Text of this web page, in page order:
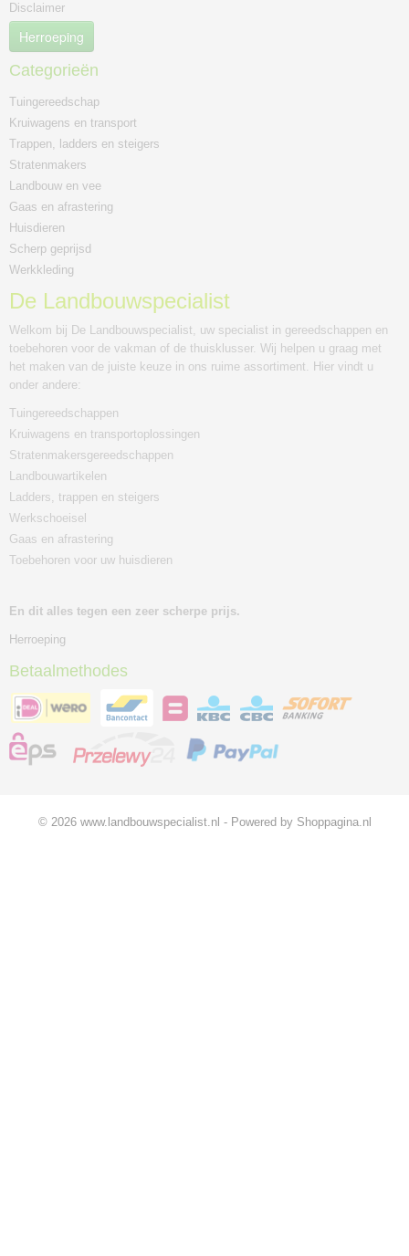
Disclaimer
Herroeping
Categorieën
Tuingereedschap
Kruiwagens en transport
Trappen, ladders en steigers
Stratenmakers
Landbouw en vee
Gaas en afrastering
Huisdieren
Scherp geprijsd
Werkkleding
De Landbouwspecialist
Welkom bij De Landbouwspecialist, uw specialist in gereedschappen en
toebehoren voor de vakman of de thuisklusser. Wij helpen u graag met
het maken van de juiste keuze in ons ruime assortiment. Hier vindt u
onder andere:
Tuingereedschappen
Kruiwagens en transportoplossingen
Stratenmakersgereedschappen
Landbouwartikelen
Ladders, trappen en steigers
Werkschoeisel
Gaas en afrastering
Toebehoren voor uw huisdieren
En dit alles tegen een zeer scherpe prijs.
Herroeping
Betaalmethodes
© 2026 www.landbouwspecialist.nl - Powered by Shoppagina.nl